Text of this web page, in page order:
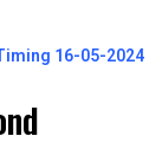
16-05-2024